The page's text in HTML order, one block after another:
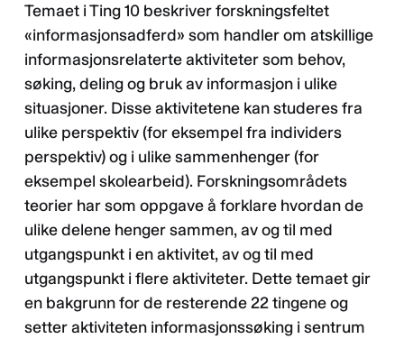
Temaet i Ting 10 beskriver forskningsfeltet
«informasjonsadferd» som handler om atskillige
informasjonsrelaterte aktiviteter som behov,
søking, deling og bruk av informasjon i ulike
situasjoner. Disse aktivitetene kan studeres fra
ulike perspektiv (for eksempel fra individers
perspektiv) og i ulike sammenhenger (for
eksempel skolearbeid). Forskningsområdets
teorier har som oppgave å forklare hvordan de
ulike delene henger sammen, av og til med
utgangspunkt i en aktivitet, av og til med
utgangspunkt i flere aktiviteter. Dette temaet gir
en bakgrunn for de resterende 22 tingene og
setter aktiviteten informasjonssøking i sentrum